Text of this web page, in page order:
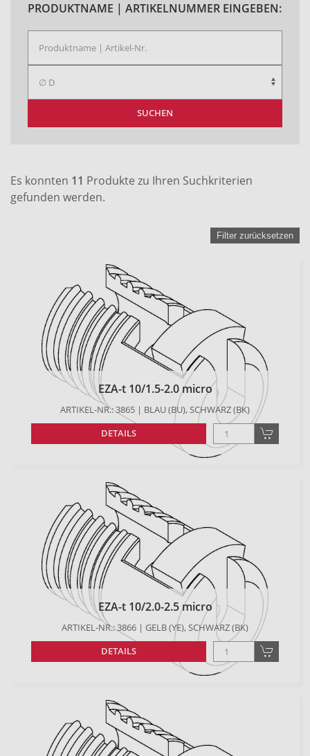
PRODUKTNAME | ARTIKELNUMMER EINGEBEN:
SUCHEN
Es konnten 11 Produkte zu Ihren Suchkriterien
gefunden werden.
Filter zurücksetzen
EZA-t 10/1.5-2.0 micro
ARTIKEL-NR.: 3865 | BLAU (BU), SCHWARZ (BK)
DETAILS
EZA-t 10/2.0-2.5 micro
ARTIKEL-NR.: 3866 | GELB (YE), SCHWARZ (BK)
DETAILS